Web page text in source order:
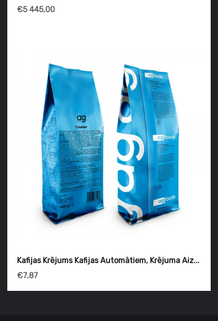
€5 445,00
Kafijas Krējums Kafijas Automātiem, Krējuma Aiz...
€7,87